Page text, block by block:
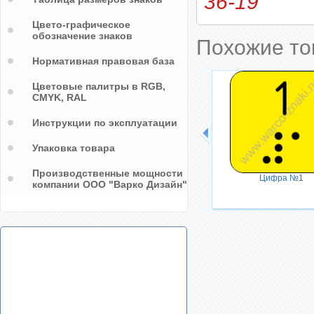
Похожие
Вставьте карту
Цифра №1
Цвето-графическое
обозначение знаков
Нормативная правовая база
Цветовые палитры в RGB,
CMYK, RAL
Инструкции по эксплуатации
Упаковка товара
Производственные мощности
компании ООО "Варко Дизайн"